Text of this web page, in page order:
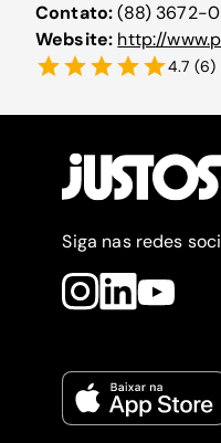
Contato:(88) 3672-
Website: http://
4.7 (6)
Siga nas redes